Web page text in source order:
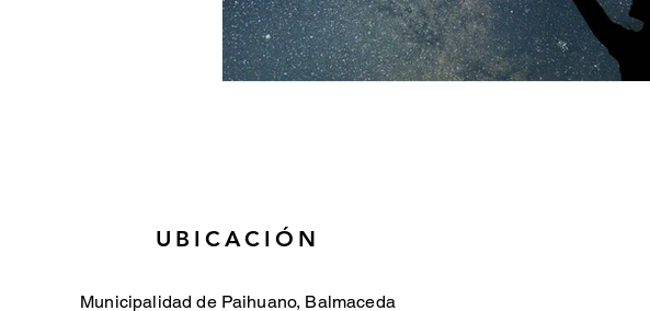
UBICACIÓN
Municipalidad de Paihuano, Balmaceda